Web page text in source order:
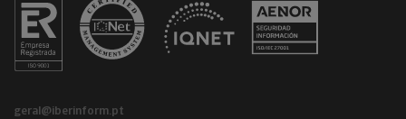
geral@iberinform.pt